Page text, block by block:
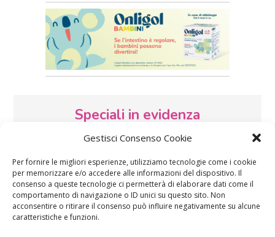
Gestisci Consenso Cookie
Per fornire le migliori esperienze, utilizziamo tecnologie come i cookie
per memorizzare e/o accedere alle informazioni del dispositivo. Il
consenso a queste tecnologie ci permetterà di elaborare dati come il
comportamento di navigazione o ID unici su questo sito. Non
acconsentire o ritirare il consenso può influire negativamente su alcune
caratteristiche e funzioni.
Speciali in evidenza
Vaccini